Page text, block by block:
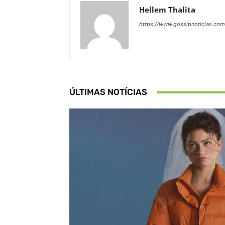
Hellem Thalita
https://
ÚLTIMAS NOTÍCIAS